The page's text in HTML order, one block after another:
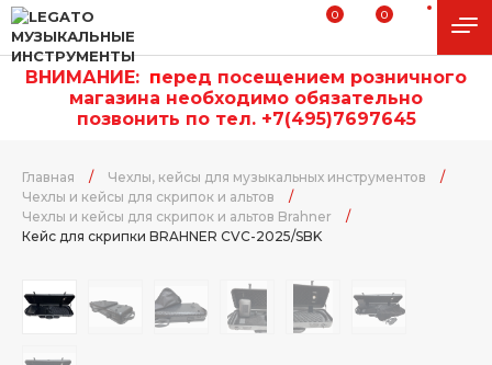
0 0
ВНИМАНИЕ: перед посещением розничного
магазина необходимо обязательно
позвонить по тел. +7(495)7697645
Главная / Чехлы, кейсы для музыкальных инструментов
/
Чехлы и кейсы для скрипок и альтов
/
Чехлы и кейсы для скрипок и альтов Brahner
/
Кейс для скрипки BRAHNER CVC-2025/SBK